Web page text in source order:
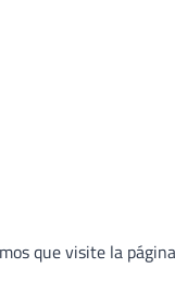
que visite la